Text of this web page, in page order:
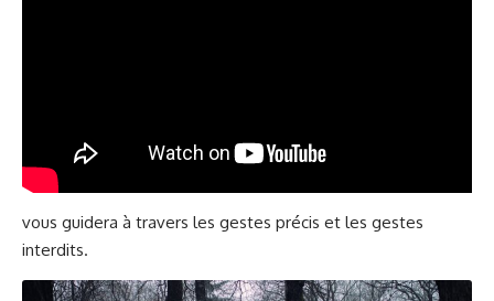
vous guidera à travers les gestes précis et les gestes
interdits.